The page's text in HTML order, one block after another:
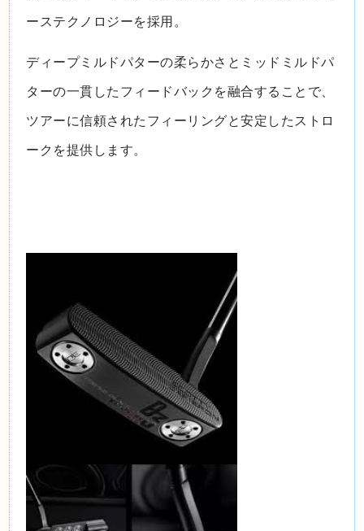
ーステクノロジーを採用。
ディープミルドパターの柔らかさとミッドミルドパ
ターの一貫したフィードバックを融合することで、
ツアーに信頼されたフィーリングと安定したストロ
ークを提供します。